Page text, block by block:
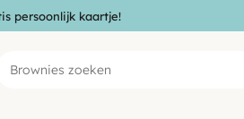
persoonlijk kaartje!